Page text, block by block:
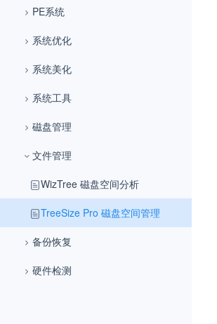
PE系统
系统优化
系统美化
系统工具
磁盘管理
文件管理
WizTree 磁盘空间分析
TreeSize Pro 磁盘空间管理
备份恢复
硬件检测